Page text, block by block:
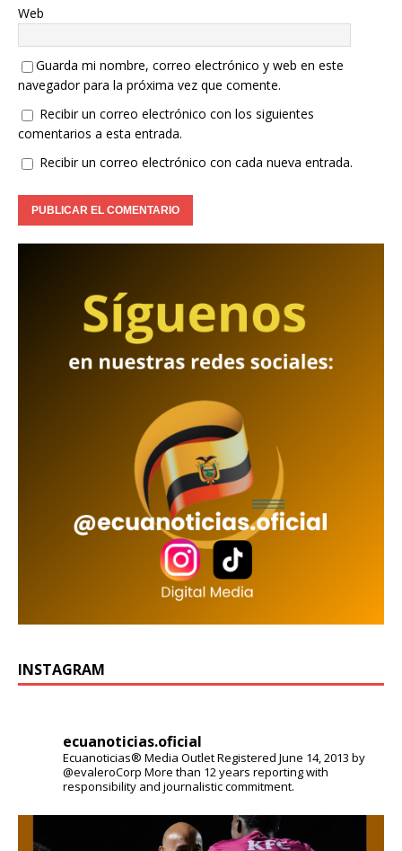
Web
Guarda mi nombre, correo electrónico y web en este
navegador para la próxima vez que comente.
Recibir un correo electrónico con los siguientes
comentarios a esta entrada.
Recibir un correo electrónico con cada nueva entrada.
INSTAGRAM
ecuanoticias.oficial
Ecuanoticias® Media OutletRegistered June 14, 2013 by
@evaleroCorp More than 12 years reporting with
responsibility and journalistic commitment.